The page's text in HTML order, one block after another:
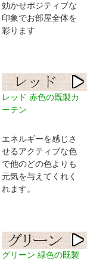
効かせポジティブな
印象でお部屋全体を
彩ります
レッド 赤色の既製カ
ーテン
エネルギーを感じさ
せるアクティブな色
で他のどの色よりも
元気を与えてくれく
れます。
グリーン 緑色の既製